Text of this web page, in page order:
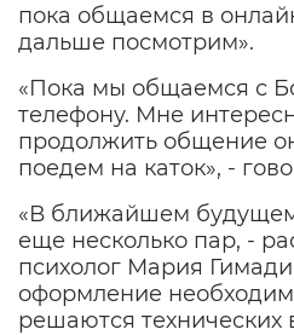
пока общаемся в
дальше посмотрим».
«Пока мы общаемся с
телефону. Мне
продолжить общение
поедем на каток», -
«В ближайшем
еще несколько пар, -
психолог Мария
оформление
решаются технических